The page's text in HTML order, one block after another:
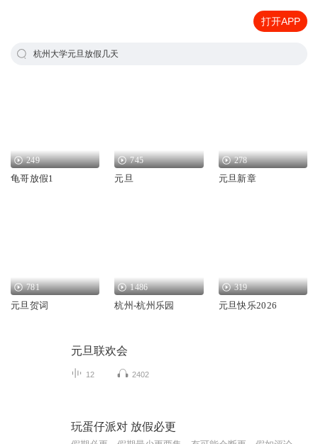
打开APP
杭州大学元旦放假几天
249
龟哥放假1
745
元旦
278
元旦新章
781
元旦贺词
1486
杭州-杭州乐园
319
元旦快乐2026
元旦联欢会
12 2402
玩蛋仔派对 放假必更